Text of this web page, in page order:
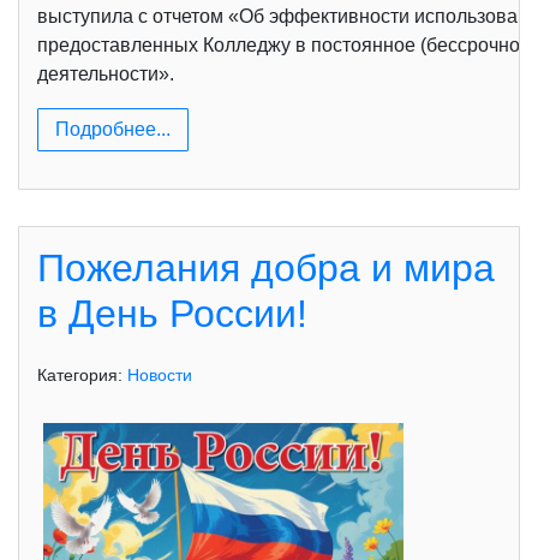
выступила с отчетом «Об эффективности
предоставленных Колледжу в постоянное
деятельности».
Подробнее...
Пожелания добра и мира
в День России!
Категория: Новости